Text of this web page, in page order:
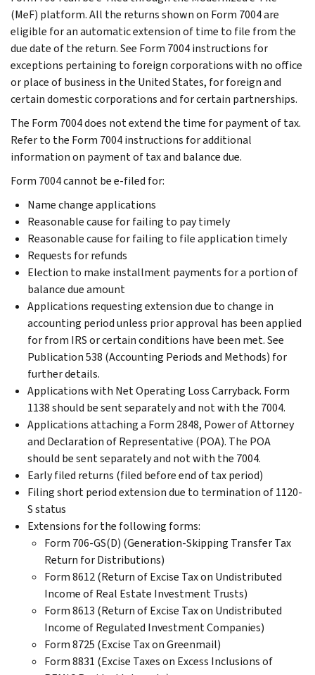
(MeF) platform. All the returns shown on Form 7004 are
eligible for an automatic extension of time to file from the
due date of the return. See Form 7004 instructions for
exceptions pertaining to foreign corporations with no office
or place of business in the United States, for foreign and
certain domestic corporations and for certain partnerships.
The Form 7004 does not extend the time for payment of tax.
Refer to the Form 7004 instructions for additional
information on payment of tax and balance due.
Form 7004 cannot be e-filed for:
Name change applications
Reasonable cause for failing to pay timely
Reasonable cause for failing to file application timely
Requests for refunds
Election to make installment payments for a portion of
balance due amount
Applications requesting extension due to change in
accounting period unless prior approval has been applied
for from IRS or certain conditions have been met. See
Publication 538 (Accounting Periods and Methods) for
further details.
Applications with Net Operating Loss Carryback. Form
1138 should be sent separately and not with the 7004.
Applications attaching a Form 2848, Power of Attorney
and Declaration of Representative (POA). The POA
should be sent separately and not with the 7004.
Early filed returns (filed before end of tax period)
Filing short period extension due to termination of 1120-
S status
Extensions for the following forms:
Form 706-GS(D) (Generation-Skipping Transfer Tax
Return for Distributions)
Form 8612 (Return of Excise Tax on Undistributed
Income of Real Estate Investment Trusts)
Form 8613 (Return of Excise Tax on Undistributed
Income of Regulated Investment Companies)
Form 8725 (Excise Tax on Greenmail)
Form 8831 (Excise Taxes on Excess Inclusions of